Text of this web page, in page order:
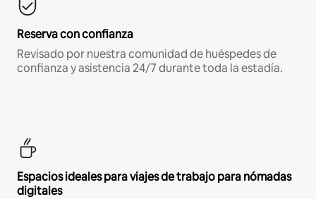
Reserva con confianza
Revisado por nuestra comunidad de huéspedes de
confianza y asistencia 24/7 durante toda la estadía.
Espacios ideales para viajes de trabajo para nómadas
digitales